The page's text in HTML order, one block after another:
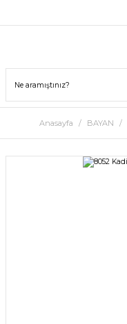
Anasayfa BAYAN